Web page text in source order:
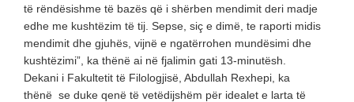
të rëndësishme të bazës që i shërben mendimit deri madje
edhe me kushtëzim të tij. Sepse, siç e dimë, te raporti midis
mendimit dhe gjuhës, vijnë e ngatërrohen mundësimi dhe
kushtëzimi”, ka thënë ai në fjalimin gati 13-minutësh.
Dekani i Fakultetit të Filologjisë, Abdullah Rexhepi, ka
thënë se duke qenë të vetëdijshëm për idealet e larta të